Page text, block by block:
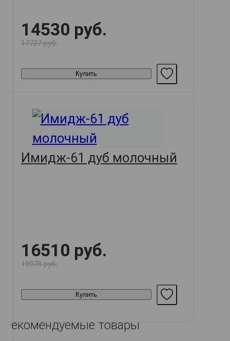
14530 руб.
17727 руб.
Купить
Имидж-61 дуб молочный
16510 руб.
19978 руб.
Купить
Рекомендуемые товары